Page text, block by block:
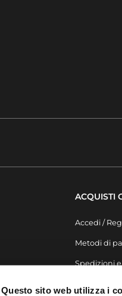
Questo sito web utilizza i
ACQUISTI
Accedi /
Metodi di
Spedizioni e